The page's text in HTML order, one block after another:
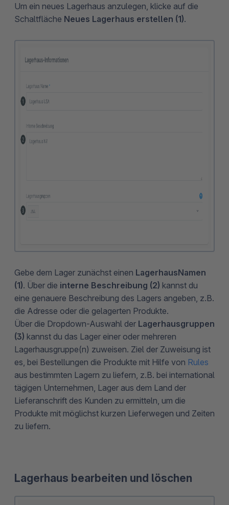
Um ein neues Lagerhaus anzulegen, klicke auf die
Schaltfläche Neues Lagerhaus erstellen (1).
Gebe dem Lager zunächst einen LagerhausNamen
(1). Über die interne Beschreibung (2) kannst du
eine genauere Beschreibung des Lagers angeben, z.B.
die Adresse oder die gelagerten Produkte.
Über die Dropdown-Auswahl der Lagerhausgruppen
(3) kannst du das Lager einer oder mehreren
Lagerhausgruppe(n) zuweisen. Ziel der Zuweisung ist
es, bei Bestellungen die Produkte mit Hilfe von Rules
aus bestimmten Lagern zu liefern, z.B. bei international
tägigen Unternehmen, Lager aus dem Land der
Lieferanschrift des Kunden zu ermitteln, um die
Produkte mit möglichst kurzen Lieferwegen und Zeiten
zu liefern.
Lagerhaus bearbeiten und löschen